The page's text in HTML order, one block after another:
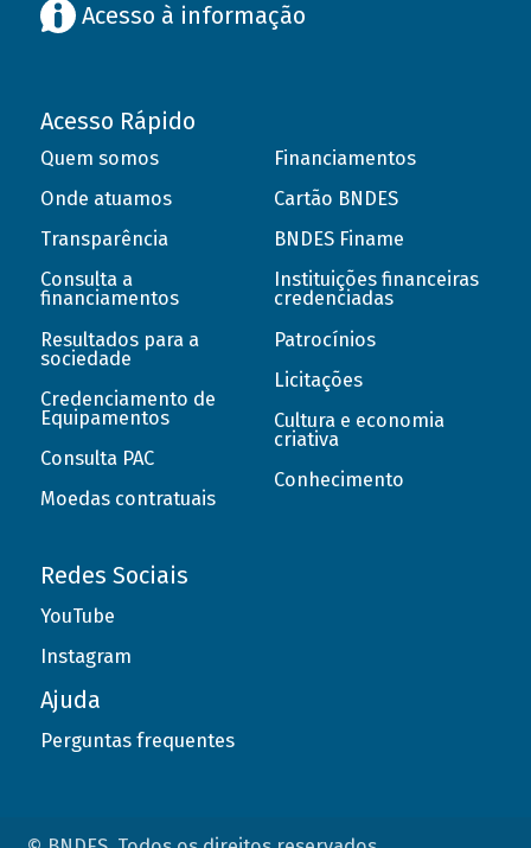
Acesso à informação
Acesso Rápido
Quem somos
Onde atuamos
Transparência
Consulta a
financiamentos
Resultados para a
sociedade
Credenciamento de
Equipamentos
Consulta PAC
Moedas contratuais
Financiamentos
Cartão BNDES
BNDES Finame
Instituições financeiras
credenciadas
Patrocínios
Licitações
Cultura e economia
criativa
Conhecimento
Redes Sociais
YouTube
Instagram
Ajuda
Perguntas frequentes